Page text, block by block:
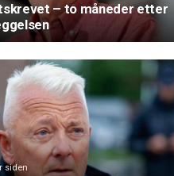
– to måneder etter
siden